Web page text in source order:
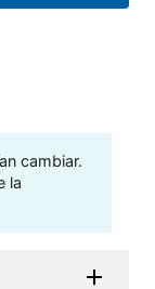
cambiar.
la